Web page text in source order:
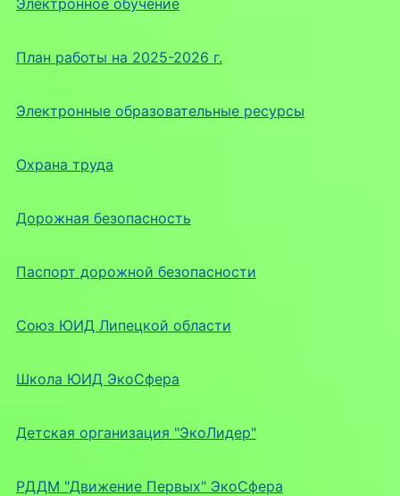
План работы на 2025-2026 г.
Электронные образовательные ресурсы
Охрана труда
Дорожная безопасность
Паспорт дорожной безопасности
Союз ЮИД Липецкой области
Школа ЮИД ЭкоСфера
Детская организация "ЭкоЛидер"
РДДМ "Движение Первых" ЭкоСфера